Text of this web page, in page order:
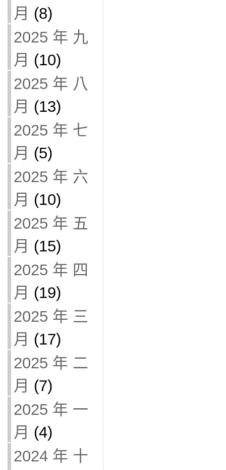
月 (8)
2025 年 九
月 (10)
2025 年 八
月 (13)
2025 年 七
月 (5)
2025 年 六
月 (10)
2025 年 五
月 (15)
2025 年 四
月 (19)
2025 年 三
月 (17)
2025 年 二
月 (7)
2025 年 一
月 (4)
2024 年 十